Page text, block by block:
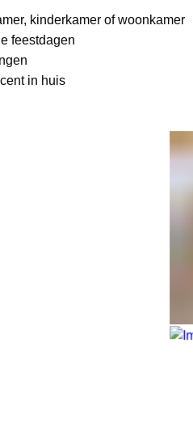
kinderkamer of woonkamer
feestdagen
in huis